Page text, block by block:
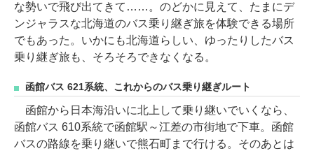
な勢いで飛び出てきて……。のどかに見えて、たまにデ
ンジャラスな北海道のバス乗り継ぎ旅を体験できる場所
でもあった。いかにも北海道らしい、ゆったりしたバス
乗り継ぎ旅も、そろそろできなくなる。
函館バス 621系統、これからのバス乗り継ぎルート
函館から日本海沿いに北上して乗り継いでいくなら、
函館バス 610系統で函館駅～江差の市街地で下車。函館
バスの路線を乗り継いで熊石町まで行ける。そのあとは